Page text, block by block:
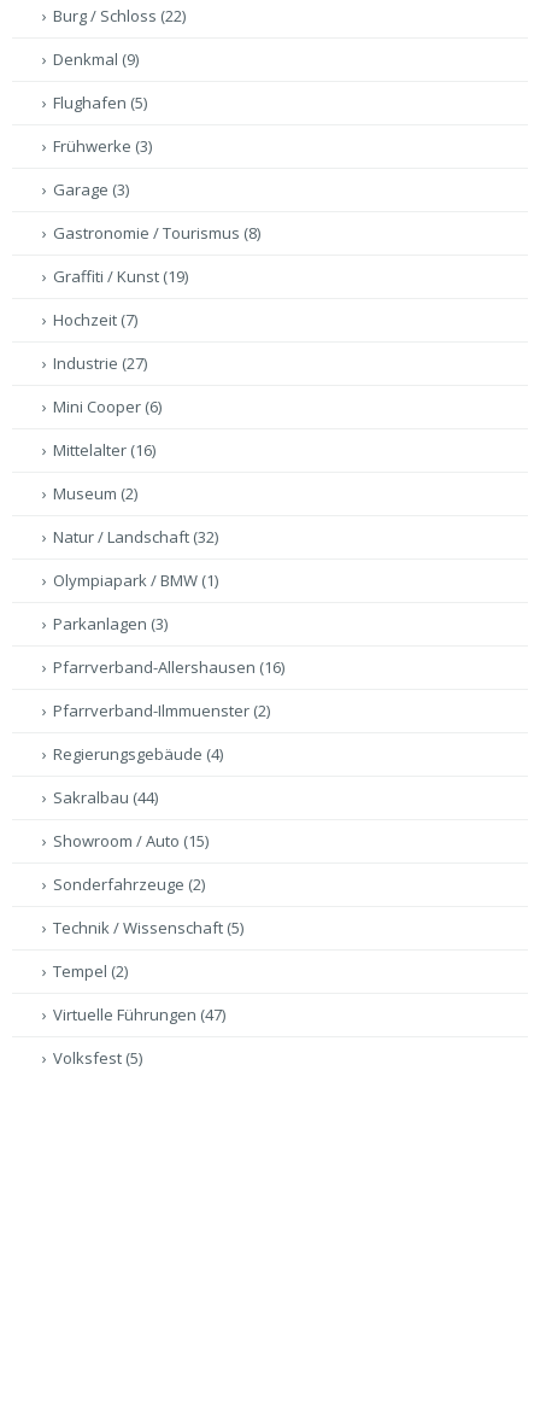
Burg / Schloss (22)
Denkmal (9)
Flughafen (5)
Frühwerke (3)
Garage (3)
Gastronomie / Tourismus (8)
Graffiti / Kunst (19)
Hochzeit (7)
Industrie (27)
Mini Cooper (6)
Mittelalter (16)
Museum (2)
Natur / Landschaft (32)
Olympiapark / BMW (1)
Parkanlagen (3)
Pfarrverband-Allershausen (16)
Pfarrverband-Ilmmuenster (2)
Regierungsgebäude (4)
Sakralbau (44)
Showroom / Auto (15)
Sonderfahrzeuge (2)
Technik / Wissenschaft (5)
Tempel (2)
Virtuelle Führungen (47)
Volksfest (5)